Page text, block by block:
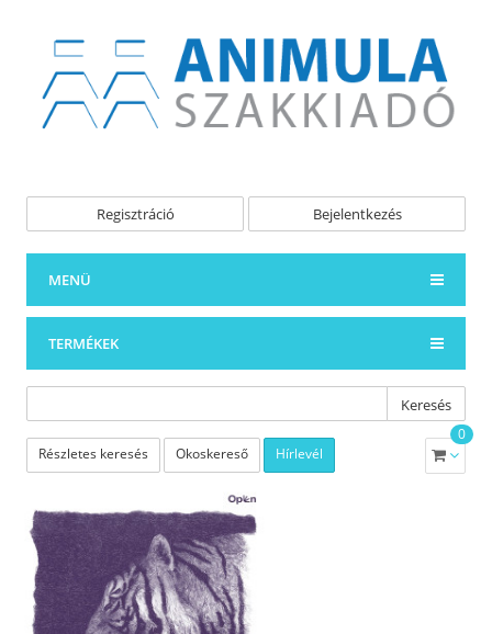
Regisztráció Bejelentkezés
MENÜ
TERMÉKEK
Keresés
Részletes keresés Okoskereső Hírlevél
0